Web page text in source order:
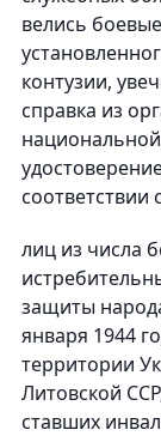
велись
контузии,
справка из
соответствии
лиц из числа
защиты
января 1944
территории
Литовской
ставших